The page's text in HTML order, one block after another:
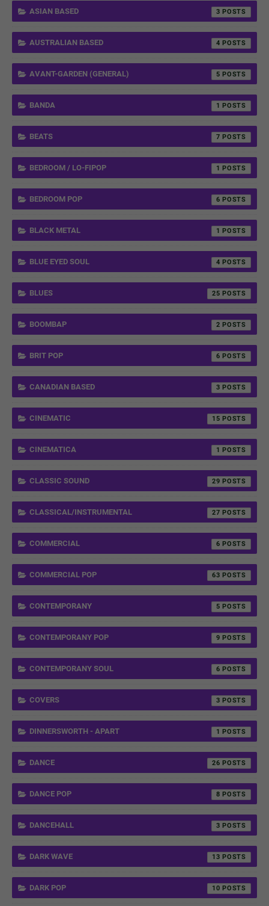
ASIAN BASED 3
AUSTRALIAN BASED 4
AVANT-GARDEN (GENERAL) 5
BANDA 1
BEATS 7
BEDROOM / LO-FIPOP 1
BEDROOM POP 6
BLACK METAL 1
BLUE EYED SOUL 4
BLUES 25
BOOMBAP 2
BRIT POP 6
CANADIAN BASED 3
CINEMATIC 15
CINEMATICA 1
CLASSIC SOUND 29
CLASSICAL/INSTRUMENTAL 27
COMMERCIAL 6
COMMERCIAL POP 63
CONTEMPORANY 5
CONTEMPORANY POP 9
CONTEMPORANY SOUL 6
COVERS 3
DINNERSWORTH - APART 1
DANCE 26
DANCE POP 8
DANCEHALL 3
DARK WAVE 13
DARK POP 10